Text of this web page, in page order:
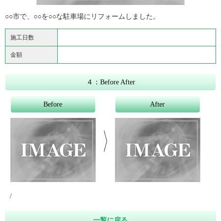
○○市で、○○を○○な駐車場にリフォームしました。
施工日数
金額
４：Before After
Before After
/